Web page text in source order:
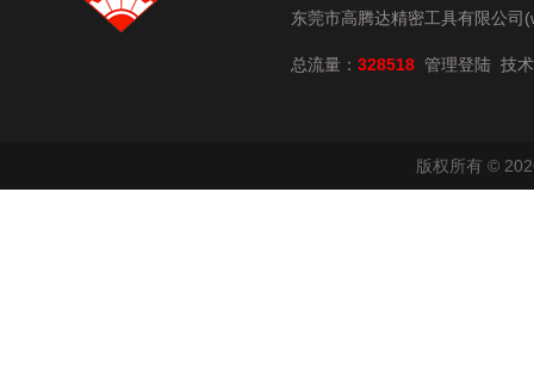
东莞市高腾达精密工具有限公司
总流量： 328518 管理登陆 技
版权所有 ©